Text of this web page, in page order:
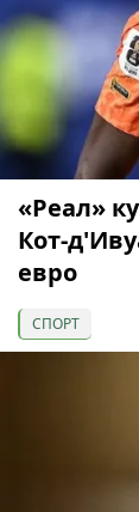
«Реал»
Кот-
евро
СПОРТ